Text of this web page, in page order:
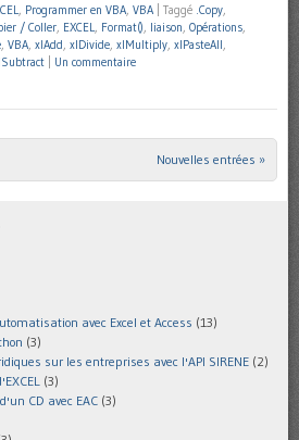
, Programmer en VBA, VBA Taggé .Copy,
/ Coller, EXCEL, Format(), liaison, Opérations,
, VBA, xlAdd, xlDivide, xlMultiply, xlPasteAll,
Un commentaire
Nouvelles entrées »
avec Excel et Access (13)
(3)
sur les entreprises avec l'API SIRENE (2)
(3)
CD avec EAC (3)